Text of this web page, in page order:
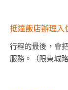
抵達飯店辦理入
行程的最後，會
服務。（限東城